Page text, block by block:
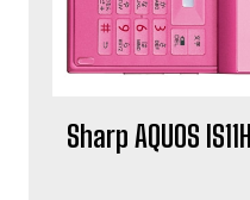
Sharp AQUOS